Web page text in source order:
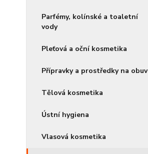
Parfémy, kolínské a toaletní
vody
Pleťová a oční kosmetika
Přípravky a prostředky na obuv
Tělová kosmetika
Ústní hygiena
Vlasová kosmetika